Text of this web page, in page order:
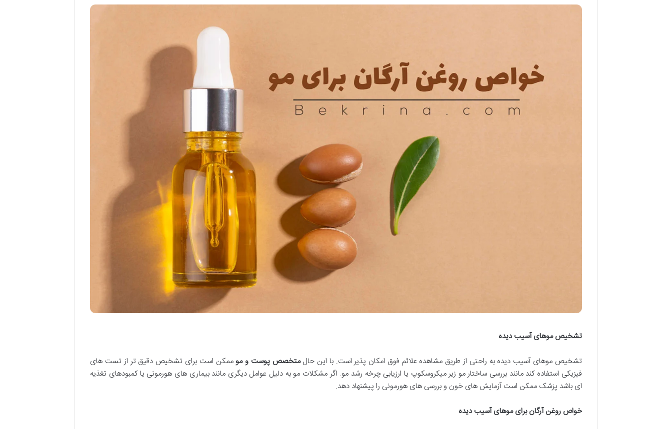
تشخیص موهای آسیب دیده
تشخیص موهای آسیب دیده به راحتی از طریق مشاهده علائم فوق امکان پذیر است. با این حالمتخصص پوست و مو ممکن است برای تشخیص دقیق تر از تست های
فیزیکی استفاده کند مانند بررسی ساختار مو زیر میکروسکوپ یا ارزیابی چرخه رشد مو. اگر مشکلات مو به دلیل عوامل دیگری مانند بیماری های هورمونی یا کمبودهای تغذیه
ای باشد پزشک ممکن است آزمایش های خون و بررسی های هورمونی را پیشنهاد دهد.
خواص روغن آرگان برای موهای آسیب دیده